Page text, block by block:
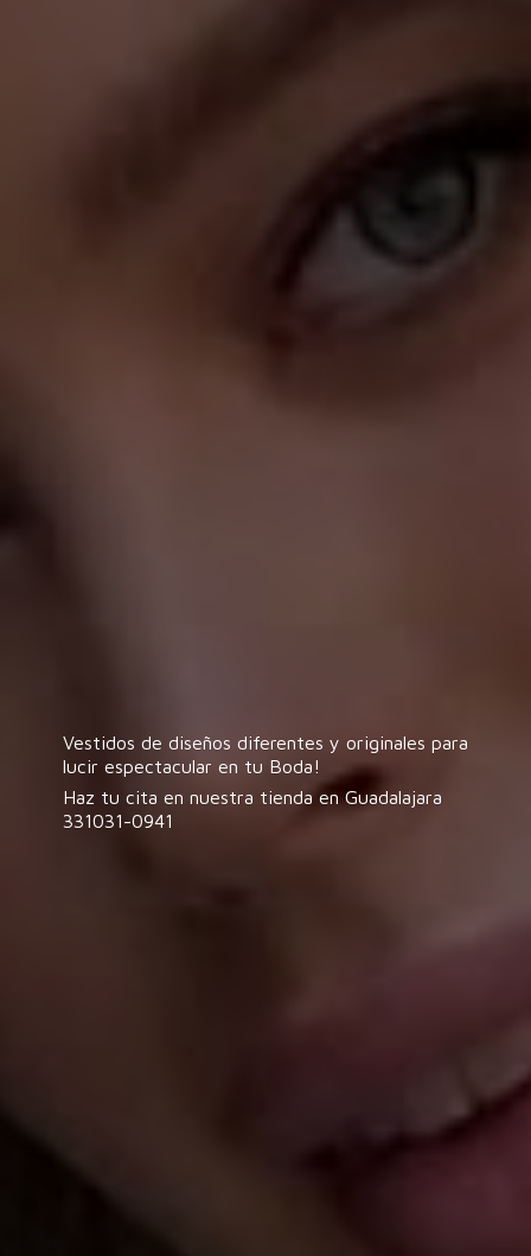
Vestidos de diseños diferentes y originales para
lucir espectacular en tu Boda!
Haz tu cita en nuestra tienda en Guadalajara
331031-0941